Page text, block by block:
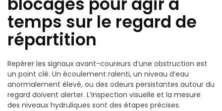
temps sur le regard de
répartition
Repérer les signaux avant-coureurs d’une obstruction est
un point clé. Un écoulement ralenti, un niveau d’eau
anormalement élevé, ou des odeurs persistantes autour du
regard doivent alerter. L’inspection visuelle et la mesure
des niveaux hydruliques sont des étapes précises.